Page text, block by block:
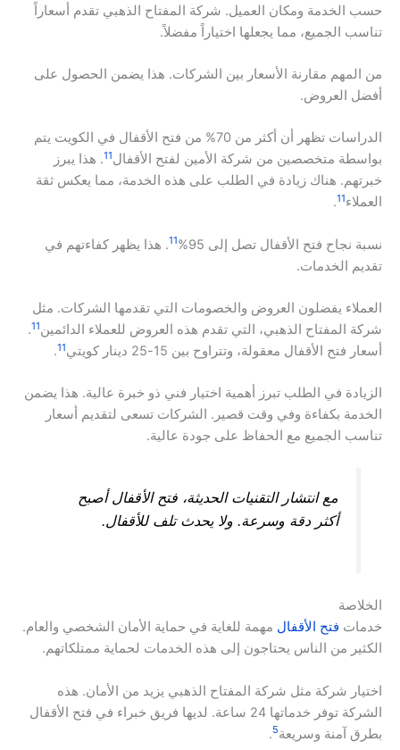
حسب الخدمة ومكان العميل. شركة المفتاح الذهبي تقدم أسعاراً
تناسب الجميع، مما يجعلها اختياراً مفضلاً.
من المهم مقارنة الأسعار بين الشركات. هذا يضمن الحصول على
أفضل العروض.
الدراسات تظهر أن أكثر من 70% من فتح الأقفال في الكويت يتم
بواسطة متخصصين من شركة الأمين لفتح الأقفال11. هذا يبرز
خبرتهم. هناك زيادة في الطلب على هذه الخدمة، مما يعكس ثقة
العملاء11
.
نسبة نجاح فتح الأقفال تصل إلى 95% 11. هذا يظهر كفاءتهم في
تقديم الخدمات.
العملاء يفضلون العروض والخصومات التي تقدمها الشركات. مثل
شركة المفتاح الذهبي، التي تقدم هذه العروض للعملاء الدائمين11
.
أسعار فتح الأقفال معقولة، وتتراوح بين 15-25 دينار كويتي
11
.
الزيادة في الطلب تبرز أهمية اختيار فني ذو خبرة عالية. هذا يضمن
الخدمة بكفاءة وفي وقت قصير. الشركات تسعى لتقديم أسعار
تناسب الجميع مع الحفاظ على جودة عالية.
مع انتشار التقنيات الحديثة، فتح الأقفال أصبح
أكثر دقة وسرعة. ولا يحدث تلف للأقفال.
الخلاصة
خدمات فتح الأقفال مهمة للغاية في حماية الأمان الشخصي والعام.
الكثير من الناس يحتاجون إلى هذه الخدمات لحماية ممتلكاتهم.
اختيار شركة مثل شركة المفتاح الذهبي يزيد من الأمان. هذه
الشركة توفر خدماتها 24 ساعة. لديها فريق خبراء في فتح الأقفال
بطرق آمنة وسريعة5
.